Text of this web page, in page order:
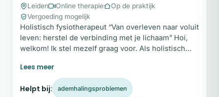
Leiden Online therapie
Op de praktijk
Vergoeding mogelijk
Holistisch fysiotherapeut “Van overleven naar voluit
leven: herstel de verbinding met je lichaam” Hoi,
welkom! Ik stel mezelf graag voor. Als holistisch
klacht. Met ruim 11 jaar ervaring in het vak
combineer ik gedegen medische kennis met een
brede, holistische blik. Mijn missie is om jou te
Helpt bij: ademhalingsproblemen